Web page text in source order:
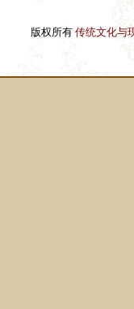
版权所有 传统文化与